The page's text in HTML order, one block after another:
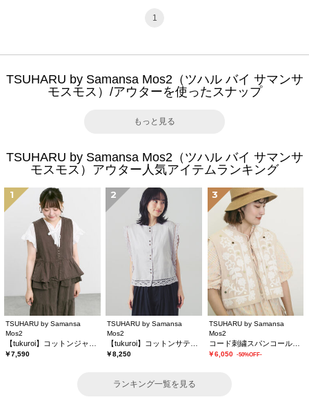
1
TSUHARU by Samansa Mos2（ツハル バイ サマンサ
モスモス）/アウターを使ったスナップ
もっと見る
TSUHARU by Samansa Mos2（ツハル バイ サマンサ
モスモス）アウター人気アイテムランキング
1
TSUHARU by Samansa
Mos2
￥7,590
2
TSUHARU by Samansa
Mos2
￥8,250
3
TSUHARU by Samansa
Mos2
コード刺繍スパンコールベスト
￥6,050 -50%OFF-
ランキング一覧を見る